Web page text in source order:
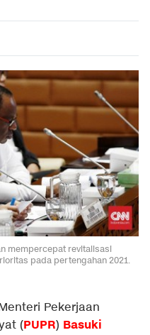
mempercepat revitalisasi
pada pertengahan 2021.
Pekerjaan
(PUPR) Basuki